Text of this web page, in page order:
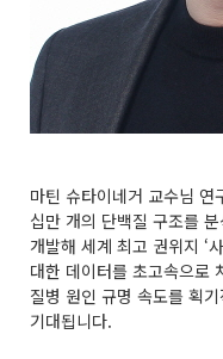
마틴 슈타이네거 교수님
십만 개의 단백질 구조를
개발해 세계 최고 권위지 ‘
대한 데이터를 초고속으로
질병 원인 규명 속도를 획
기대됩니다.